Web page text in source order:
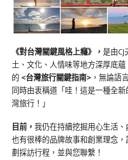
《對台灣關鍵風格上癮》 ， 是由
土、文化、人情味等地方深厚底
的 <台灣旅行關鍵指南> ，無論語
同時由衷稱道「哇！這是一種全
灣旅行！」
目前， 我仍在持續挖掘用心生活
也有很棒的品牌故事和創業理念
劃採訪行程，並與您聯繫！